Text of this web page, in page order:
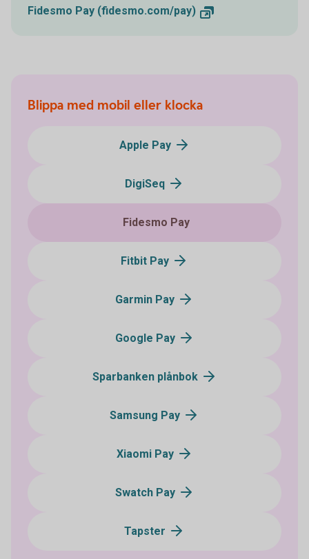
Fidesmo Pay (fidesmo.com/pay)
Blippa med mobil eller klocka
Apple Pay
DigiSeq
Fidesmo Pay
Fitbit Pay
Garmin Pay
Google Pay
Sparbanken plånbok
Samsung Pay
Xiaomi Pay
Swatch Pay
Tapster